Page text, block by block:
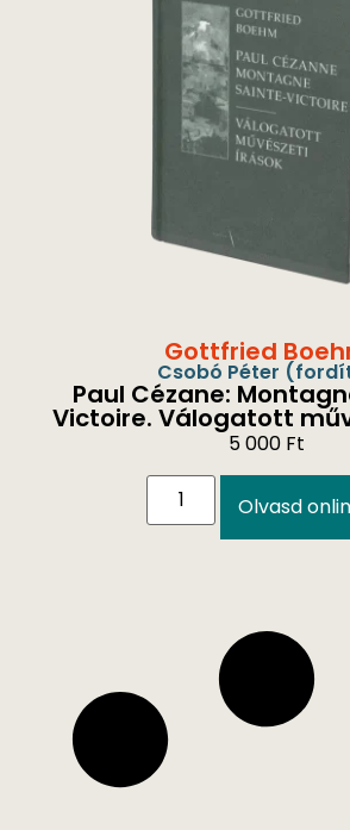
Gottfried
Csobó Péter
Paul Cézane:
Victoire. Válogatott
5 000 Ft
Olvasd